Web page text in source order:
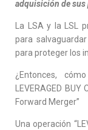
adquisición de
La LSA y la LSL
para
para proteger los
¿Entonces,
LEVERAGED
Forward Merger”
Una operación